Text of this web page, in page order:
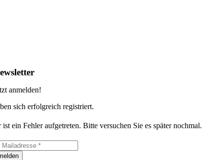
anmelden!
sich erfolgreich registriert.
ist ein Fehler aufgetreten. Bitte versuchen Sie es später nochmal.